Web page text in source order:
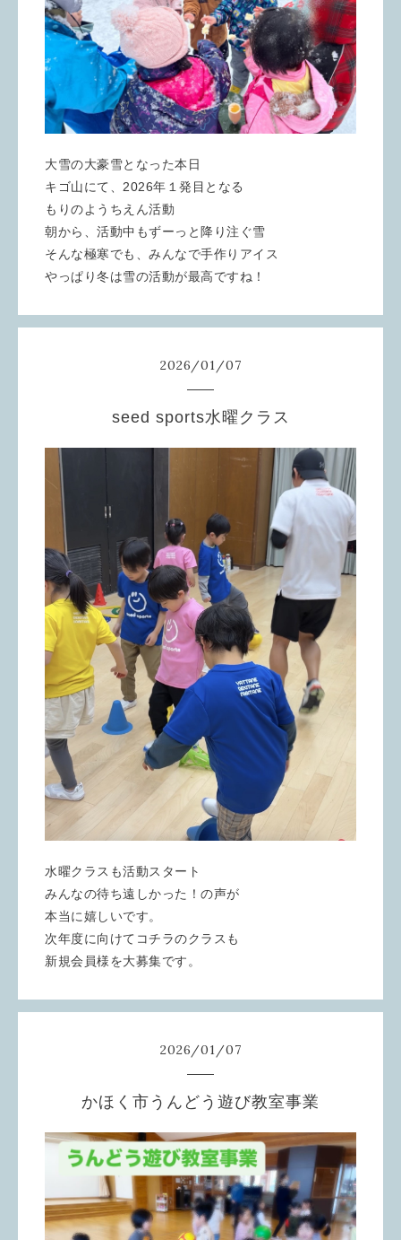
大雪の大豪雪となった本日
キゴ山にて、2026年１発目となる
もりのようちえん活動
朝から、活動中もずーっと降り注ぐ雪
そんな極寒でも、みんなで手作りアイス
やっぱり冬は雪の活動が最高ですね！
2026/01/07
seed sports水曜クラス
水曜クラスも活動スタート
みんなの待ち遠しかった！の声が
本当に嬉しいです。
次年度に向けてコチラのクラスも
新規会員様を大募集です。
2026/01/07
かほく市うんどう遊び教室事業